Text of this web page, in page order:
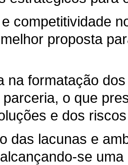
competitividade
proposta
na formatação
o que
e dos
das lacunas e
se